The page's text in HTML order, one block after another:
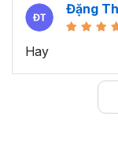
Đặng
Hay